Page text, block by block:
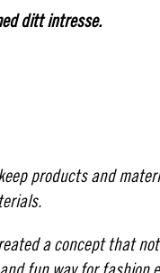
ditt intresse.
products and
a concept that
fun way for fashion